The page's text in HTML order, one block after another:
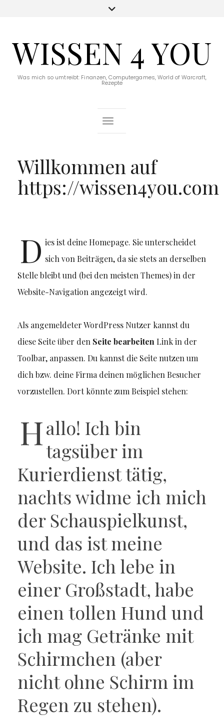
WISSEN 4 YOU
Was mich so umtreibt: Finanzen, Computergames, World of Warcraft,
Rezepte
Toggle Navigation
Willkommen auf
https://wissen4you.com
D ies ist deine Homepage. Sie unterscheidet
sich von Beiträgen, da sie stets an derselben
Stelle bleibt und (bei den meisten Themes) in der
Website-Navigation angezeigt wird.
Als angemeldeter WordPress Nutzer kannst du
diese Seite über den Seite bearbeiten Link in der
Toolbar, anpassen. Du kannst die Seite nutzen um
dich bzw. deine Firma deinen möglichen Besucher
vorzustellen. Dort könnte zum Beispiel stehen:
Hallo! Ich bin
tagsüber im
Kurierdienst tätig,
nachts widme ich mich
der Schauspielkunst,
und das ist meine
Website. Ich lebe in
einer Großstadt, habe
einen tollen Hund und
ich mag Getränke mit
Schirmchen (aber
nicht ohne Schirm im
Regen zu stehen).